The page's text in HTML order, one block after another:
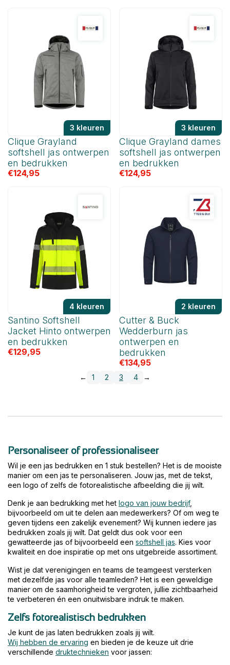
3 kleuren
Clique Grayland
softshell jas ontwerpen
en bedrukken
€124,95
3 kleuren
Clique Grayland dames
softshell jas ontwerpen
en bedrukken
€124,95
4 kleuren
Santino Softshell
Jacket Hinto ontwerpen
en bedrukken
€129,95
2 kleuren
Cutter & Buck
Wedderburn jas
ontwerpen en
bedrukken
€134,95
← 1 2 3 4 →
Personaliseer of professionaliseer
Wil je een jas bedrukken en 1 stuk bestellen? Het is de mooiste
manier om een jas te personaliseren. Jouw jas, met de tekst,
een logo of zelfs de fotorealistische afbeelding die jij wilt.
Denk je aan bedrukking met het logo van jouw bedrijf,
bijvoorbeeld om uit te delen aan medewerkers? Of om weg te
geven tijdens een zakelijk evenement? Wij kunnen iedere jas
bedrukken zoals jij wilt. Dat geldt dus ook voor een
gewatteerde jas of bijvoorbeeld een softshell jas. Kies voor
kwaliteit en doe inspiratie op met ons uitgebreide assortiment.
Wist je dat verenigingen en teams de teamgeest versterken
met dezelfde jas voor alle teamleden? Het is een geweldige
manier om de saamhorigheid te vergroten, jullie zichtbaarheid
te verbeteren én een onuitwisbare indruk te maken.
Zelfs fotorealistisch bedrukken
Je kunt de jas laten bedrukken zoals jij wilt.
Wij hebben de ervaring en bieden je de keuze uit drie
verschillende druktechnieken voor jassen: